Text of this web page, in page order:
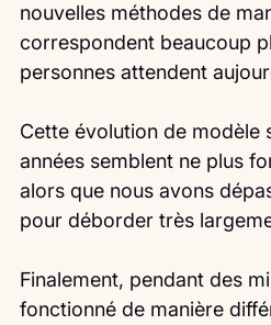
nouvelles méthodes de
correspondent beaucoup
personnes attendent
Cette évolution de modèle
années semblent ne plus
alors que nous avons
pour déborder très
Finalement, pendant des
fonctionné de manière